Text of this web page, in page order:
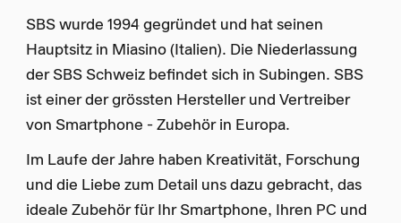
SBS wurde 1994 gegründet und hat seinen
Hauptsitz in Miasino (Italien). Die Niederlassung
der SBS Schweiz befindet sich in Subingen. SBS
ist einer der grössten Hersteller und Vertreiber
von Smartphone - Zubehör in Europa.
Im Laufe der Jahre haben Kreativität, Forschung
und die Liebe zum Detail uns dazu gebracht, das
ideale Zubehör für Ihr Smartphone, Ihren PC und